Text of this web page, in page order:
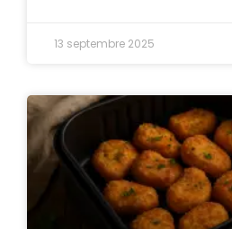
13 septembre 2025